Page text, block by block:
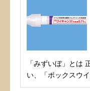
「みずいぼ」とは
い、「ポックスウ
...